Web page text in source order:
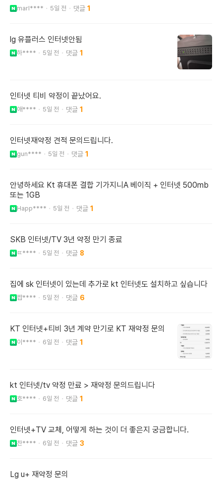
marl**** 5일 전 1
lg 유플러스 인터넷안됨
하**** 5일 전 1
인터넷 티비 약정이 끝났어요.
애**** 5일 전 1
인터넷재약정 견적 문의드립니다.
gun**** 5일 전 1
안녕하세요 Kt 휴대폰 결합 기가지니A 베이직 + 인터넷 500mb
또는 1GB
Happ**** 5일 전 1
SKB 인터넷/TV 3년 약정 만기 종료
ㄸ**** 5일 전 8
집에 sk 인터넷이 있는데 추가로 kt 인터넷도 설치하고 싶습니다
짭**** 5일 전 6
KT 인터넷+티비 3년 계약 만기로 KT 재약정 문의
이**** 6일 전 1
kt 인터넷/tv 약정 만료 > 재약정 문의드립니다
호**** 6일 전 1
인터넷+TV 교체, 어떻게 하는 것이 더 좋은지 궁금합니다.
찬**** 6일 전 3
Lg u+ 재약정 문의